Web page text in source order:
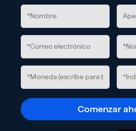
Comenzar